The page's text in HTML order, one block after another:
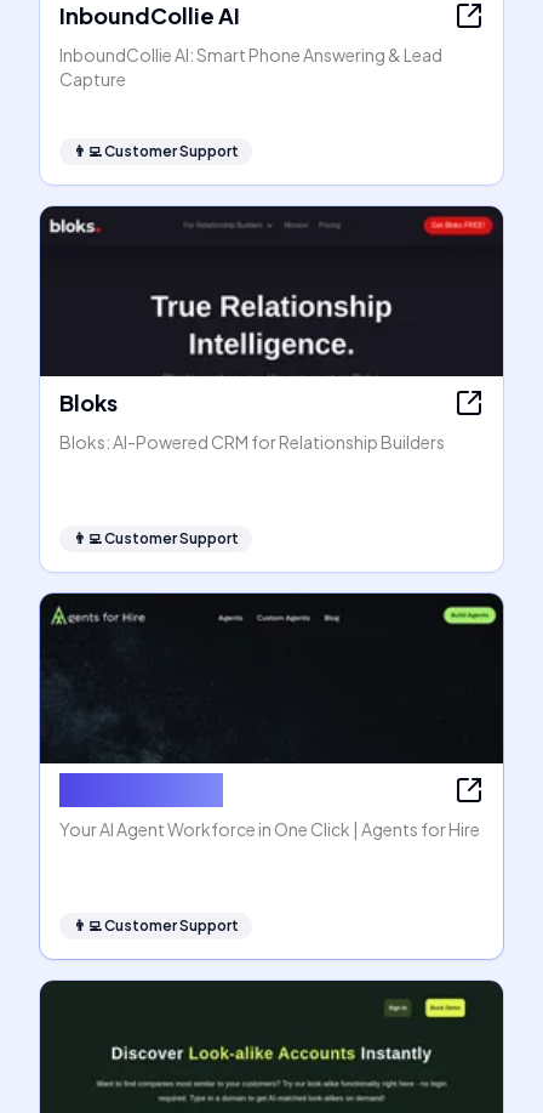
InboundCollie AI
InboundCollie AI: Smart Phone Answering & Lead
Capture
👨‍💻Customer Support
Bloks
Bloks: AI-Powered CRM for Relationship Builders
👨‍💻Customer Support
Your AI Agent Workforce in One Click | Agents for Hire
👨‍💻Customer Support